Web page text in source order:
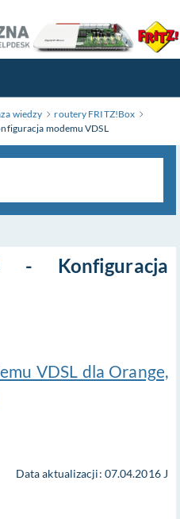
wiedzy
routery FRITZ!Box
modemu VDSL
- Konfiguracja
VDSL dla Orange,
Data aktualizacji: 07.04.2016 J